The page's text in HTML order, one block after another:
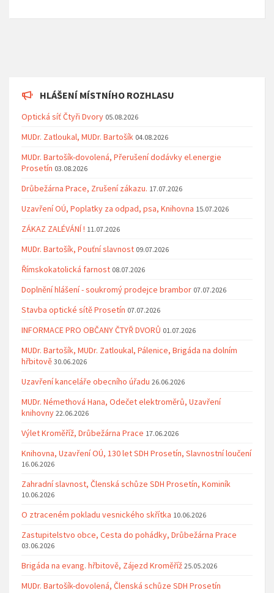
HLÁŠENÍ MÍSTNÍHO ROZHLASU
Optická síť Čtyři Dvory 05.08.2026
MUDr. Zatloukal, MUDr. Bartošík 04.08.2026
MUDr. Bartošík-dovolená, Přerušení dodávky el.energie
Prosetín 03.08.2026
Drůbežárna Prace, Zrušení zákazu. 17.07.2026
Uzavření OÚ, Poplatky za odpad, psa, Knihovna 15.07.2026
ZÁKAZ ZALÉVÁNÍ ! 11.07.2026
MUDr. Bartošík, Pouťní slavnost 09.07.2026
Římskokatolická farnost 08.07.2026
Doplnění hlášení - soukromý prodejce brambor 07.07.2026
Stavba optické sítě Prosetín 07.07.2026
INFORMACE PRO OBČANY ČTYŘ DVORŮ 01.07.2026
MUDr. Bartošík, MUDr. Zatloukal, Pálenice, Brigáda na dolním
hřbitově 30.06.2026
Uzavření kanceláře obecního úřadu 26.06.2026
MUDr. Némethová Hana, Odečet elektroměrů, Uzavření
knihovny 22.06.2026
Výlet Kroměříž, Drůbežárna Prace 17.06.2026
Knihovna, Uzavření OÚ, 130 let SDH Prosetín, Slavnostní loučení
16.06.2026
Zahradní slavnost, Členská schůze SDH Prosetín, Kominík
10.06.2026
O ztraceném pokladu vesnického skřítka 10.06.2026
Zastupitelstvo obce, Cesta do pohádky, Drůbežárna Prace
03.06.2026
Brigáda na evang. hřbitově, Zájezd Kroměříž 25.05.2026
MUDr. Bartošík-dovolená, Členská schůze SDH Prosetín